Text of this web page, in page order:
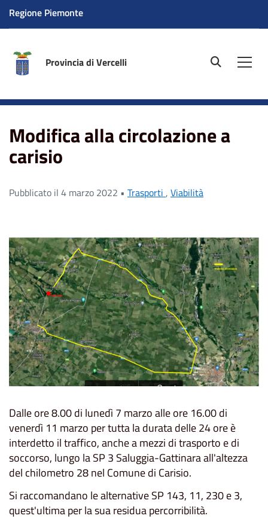
Regione Piemonte
Provincia di Vercelli site.searc
Modifica alla circolazione a
carisio
Pubblicato il 4 marzo 2022 • Trasporti , Viabilità
Dalle ore 8.00 di lunedì 7 marzo alle ore 16.00 di
venerdì 11 marzo per tutta la durata delle 24 ore è
interdetto il traffico, anche a mezzi di trasporto e di
soccorso, lungo la SP 3 Saluggia-Gattinara all'altezza
del chilometro 28 nel Comune di Carisio.
Si raccomandano le alternative SP 143, 11, 230 e 3,
quest'ultima per la sua residua percorribilità.